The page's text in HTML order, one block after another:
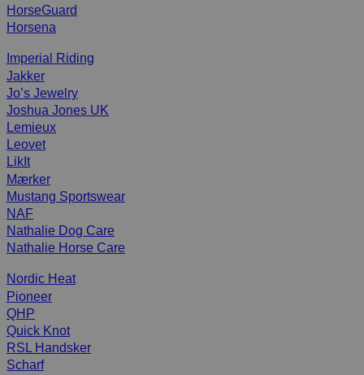
HorseGuard
Horsena
Imperial Riding
Jakker
Jo’s Jewelry
Joshua Jones UK
Lemieux
Leovet
LikIt
Mærker
Mustang Sportswear
NAF
Nathalie Dog Care
Nathalie Horse Care
Nordic Heat
Pioneer
QHP
Quick Knot
RSL Handsker
Scharf